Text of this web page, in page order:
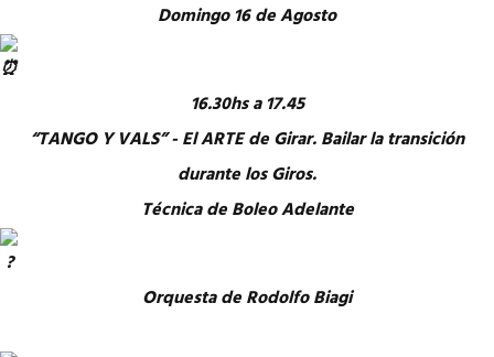
Domingo 16 de Agosto
16.30hs a 17.45
“TANGO Y VALS” - El ARTE de Girar. Bailar la transición
durante los Giros.
Técnica de Boleo Adelante
Orquesta de Rodolfo Biagi